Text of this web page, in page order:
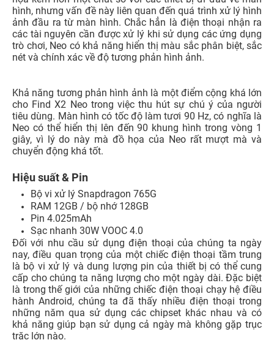
hình, nhưng vấn đề này liên quan đến quá trình xử lý hình
ảnh đầu ra từ màn hình. Chắc hẳn là điện thoại nhận ra
các tài nguyên cần được xử lý khi sử dụng các ứng dụng
trò chơi, Neo có khả năng hiển thị màu sắc phân biệt, sắc
nét và chính xác về độ tương phản hình ảnh.
Khả năng tương phản hình ảnh là một điểm cộng khá lớn
cho Find X2 Neo trong việc thu hút sự chú ý của người
tiêu dùng. Màn hình có tốc độ làm tươi 90 Hz, có nghĩa là
Neo có thể hiển thị lên đến 90 khung hình trong vòng 1
giây, vì lý do này mà đồ họa của Neo rất mượt mà và
chuyển động khá tốt.